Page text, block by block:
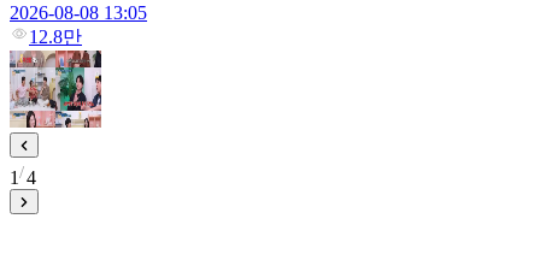
2026-08-08 13:05
12.8만
1 4